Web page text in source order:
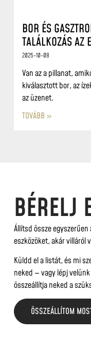
BOR ÉS
TALÁLKOZÁS AZ
2025-10-08
Van az a pillanat,
kiválasztott bor, az
az üzenet.
TOVÁBB »
BÉRELJ
Állítsd össze
eszközöket, akár villáról
Küldd el a listát, és mi
neked — vagy lépj
összeállítja neked a
ÖSSZEÁLLÍTOM